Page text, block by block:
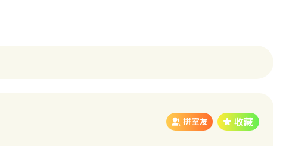
拼室友